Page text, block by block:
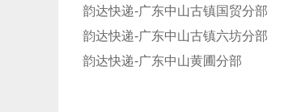
韵达快递-广东中山古镇国贸分部
韵达快递-广东中山古镇六坊分部
韵达快递-广东中山黄圃分部